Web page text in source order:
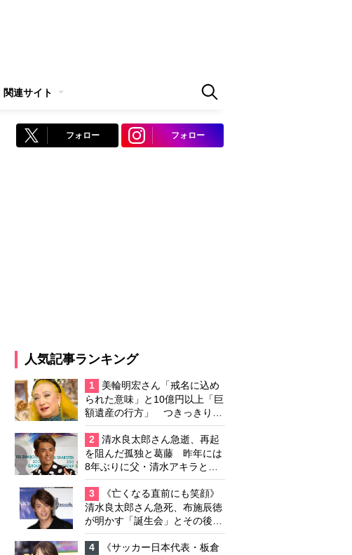
関連サイト
フォロー フォロー
人気記事ランキング
1
美輪明宏さん「戒名に込め
られた意味」と10億円以上「巨
額遺産の行方」 つきっきりで
私生活をサポートしていた元俳
優が相続か
2
清水良太郎さん急逝、再起
を阻んだ孤独と葛藤 昨年には
8年ぶりに父・清水アキラと共
演、本格的な活動再開に向かっ
ていたが…周囲が懸念していた
「不安定なところ」
3
《亡くなる直前にも笑顔》
清水良太郎さん急死、布施辰徳
が明かす「誕生会」とその後の
メッセージ
4
《サッカー日本代表・板倉